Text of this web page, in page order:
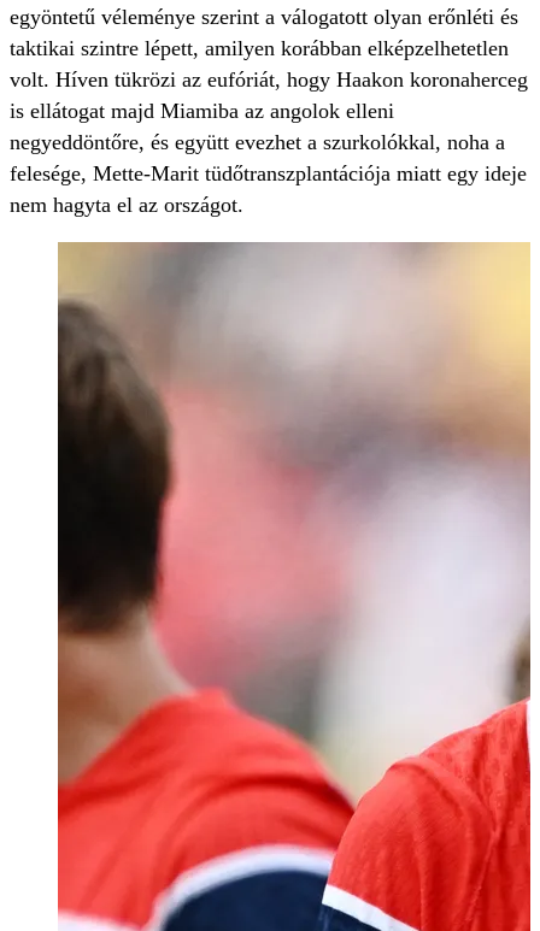
egyöntetű véleménye szerint a válogatott olyan erőnléti és
taktikai szintre lépett, amilyen korábban elképzelhetetlen
volt. Híven tükrözi az eufóriát, hogy Haakon koronaherceg
is ellátogat majd Miamiba az angolok elleni
negyeddöntőre, és együtt evezhet a szurkolókkal, noha a
felesége, Mette-Marit tüdőtranszplantációja miatt egy ideje
nem hagyta el az országot.